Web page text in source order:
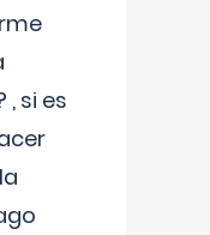
si es